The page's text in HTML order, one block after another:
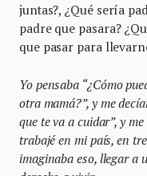
juntas?, ¿Qué sería
padre que pasara?
que pasar para
Yo pensaba “¿Cómo
otra mamá?”, y me
que te va a cuidar”, y
trabajé en mi país, en
imaginaba eso, llegar a